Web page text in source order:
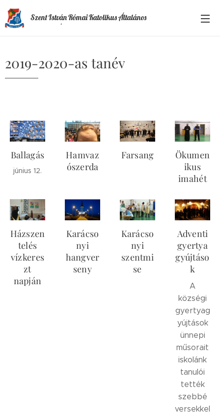
Szent István Római Katolikus Általános
2019-2020-as tanév
Ballagás
június 12.
Hamvaz
ószerda
Farsang
Ökumen
ikus
imahét
Házszen
telés
vízkeres
zt
napján
Karácso
nyi
hangver
seny
Karácso
nyi
szentmi
se
Adventi
gyertya
gyújtáso
k
A
községi
gyertyag
yújtások
ünnepi
műsorait
iskolánk
tanulói
tették
szebbé
versekkel